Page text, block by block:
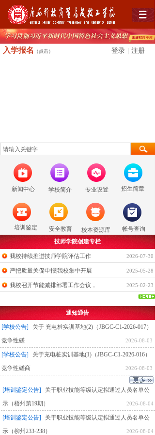
入学报名 （点击） 登录 注册
安全教育 校本资源库
专业设置
新闻中心 学校简介
培训鉴定 帐号查询
招生简章
技师学院创建专栏
我校持续推进技师学院评估工作 2026-07-30
严把质量关促申报|我校集中开展 2025-05-28
我校召开节能减排部署工作会议， 2025-02-23
通知通告
[学校公告]
关于 充电桩实训基地(2)（JBGC-C1-2026-017）
竞争性磋
2026-08-03
[学校公告]
关于充电桩实训基地(1)（JBGC-C1-2026-016）
竞争性磋商
2026-08-03
[培训鉴定公告]
关于职业技能等级认定拟通过人员名单公
示（梧州第19期）
2026-08-04
[培训鉴定公告]
关于职业技能等级认定拟通过人员名单公
示（柳州233-238）
2026-08-04